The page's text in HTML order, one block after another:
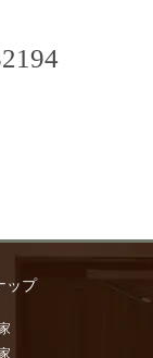
ップ